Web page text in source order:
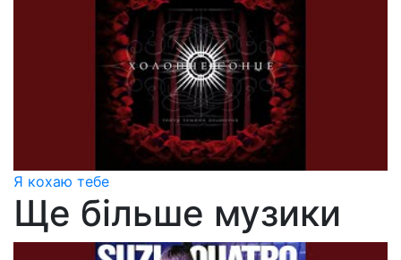
Я кохаю тебе
Ще більше музики